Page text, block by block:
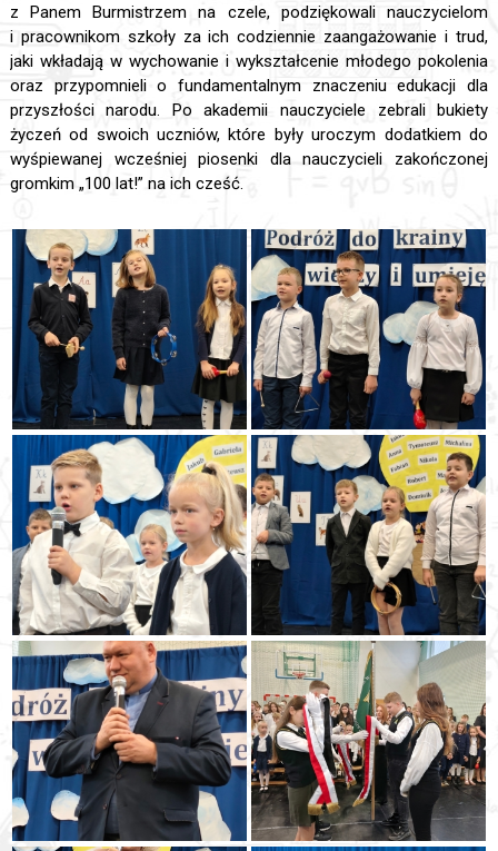
z Panem Burmistrzem na czele, podziękowali nauczycielom
i pracownikom szkoły za ich codziennie zaangażowanie i trud,
jaki wkładają w wychowanie i wykształcenie młodego pokolenia
oraz przypomnieli o fundamentalnym znaczeniu edukacji dla
przyszłości narodu. Po akademii nauczyciele zebrali bukiety
życzeń od swoich uczniów, które były uroczym dodatkiem do
wyśpiewanej wcześniej piosenki dla nauczycieli zakończonej
gromkim „100 lat!” na ich cześć.